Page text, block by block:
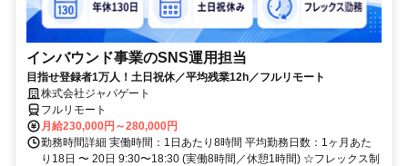
インバウンド事業のSNS運用担当
目指せ登録者1万人！土日祝休／平均残業12h／フルリモート
株式会社ジャパゲート
フルリモート
月給230,000円～280,000円
勤務時間詳細 実働時間：1日あたり8時間 平均勤務日数：1ヶ月あた
り18日 〜 20日 9:30〜18:30 (実働8時間／休憩1時間) ☆フレックス制